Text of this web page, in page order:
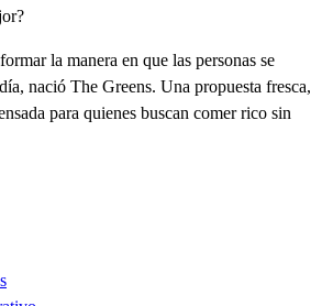
la manera en que las personas se
nació The Greens. Una propuesta fresca,
para quienes buscan comer rico sin